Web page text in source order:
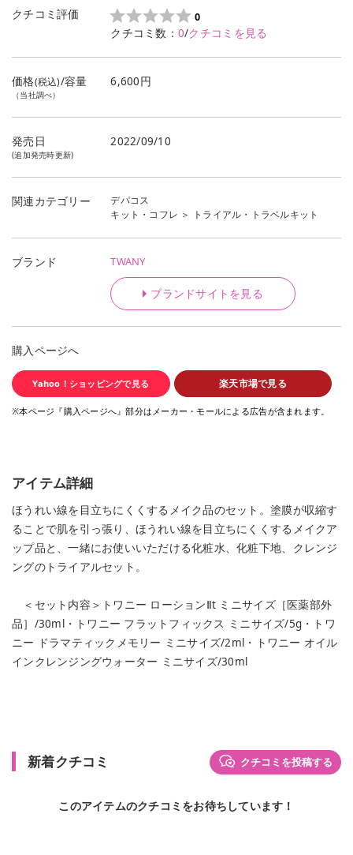
クチコミ評価 0
クチコミ数： 0/クチコミを見る
価格(税込)/容量
（当社調べ）
6,600円
発売日
(追加発売時更新)
2022/09/10
関連カテゴリー
デパコス
キット・コフレ ＞ トライアル・トラベルキット
ブランド TWANY
ブランドサイトを見る
購入ページへ
Yahoo！ショッピングで見る 楽天市場で見る
※本ページ『購入ページへ』部分はメーカー・モールによる広告が含まれます。
アイテム詳細
ほうれい線を目立ちにくくするメイク品のセット。塗膜が収縮す
ることで肌を引っ張り、ほうれい線を目立ちにくくするメイクア
ップ品と、一緒にお使いいただける化粧水、化粧下地、クレンジ
ングのトライアルセット。
＜セット内容＞トワニー ローションⅡt ミニサイズ［医薬部外
品］/30ml・トワニー フラットフィックス ミニサイズ/5g・トワ
ニー ドラマティックメモリー ミニサイズ/2ml・トワニー オイル
インクレンジングウォーター ミニサイズ/30ml
新着クチコミ クチコミを投稿する
このアイテムのクチコミをお待ちしています！